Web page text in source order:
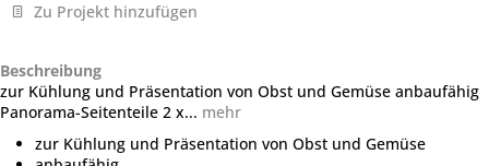
Zu Projekt hinzufügen
Beschreibung
zur Kühlung und Präsentation von Obst und Gemüse anbaufähig
Panorama-Seitenteile 2 x... mehr
zur Kühlung und Präsentation von Obst und Gemüse